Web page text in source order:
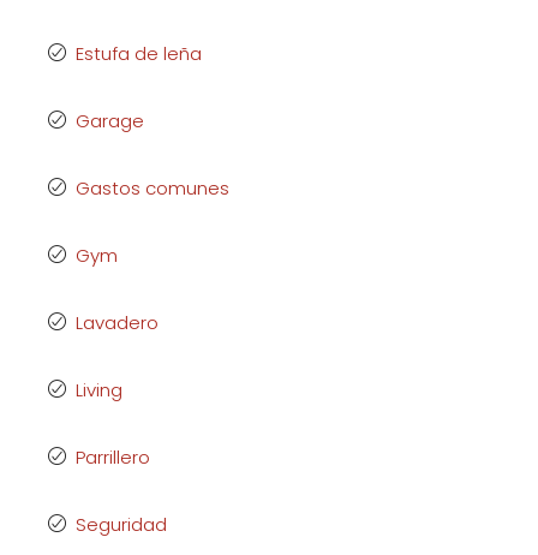
Estufa de leña
Garage
Gastos comunes
Gym
Lavadero
Living
Parrillero
Seguridad